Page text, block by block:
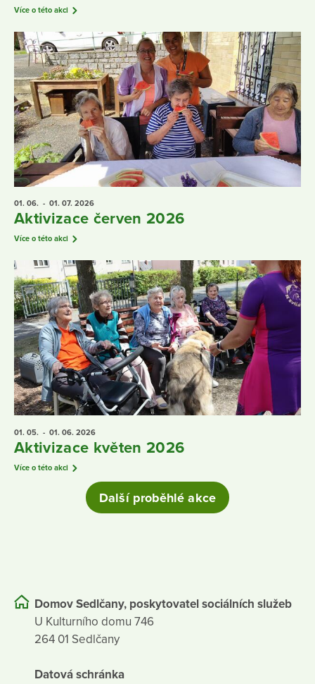
Více o této akci
01. 06. - 01. 07. 2026
Aktivizace červen 2026
Více o této akci
01. 05. - 01. 06. 2026
Aktivizace květen 2026
Více o této akci
Další proběhlé akce
Domov Sedlčany, poskytovatel sociálních služeb
U Kulturního domu 746
264 01 Sedlčany
Datová schránka